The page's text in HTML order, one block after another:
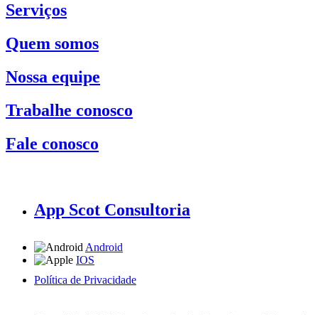
Serviços
Quem somos
Nossa equipe
Trabalhe conosco
Fale conosco
App Scot Consultoria
Android
IOS
Política de Privacidade